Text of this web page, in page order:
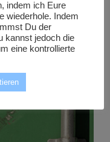
indem ich Eure
wiederhole. Indem
Du der
kannst jedoch die
eine kontrollierte